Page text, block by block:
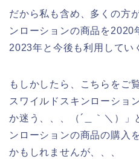
だから私も含め、多くの方
ンローションの商品を2020
2023年と今後も利用してい
もしかしたら、こちらをご
スワイルドスキンローショ
か迷う、、、（´＿｀＼）」
ンローションの商品の購入
かもしれませんが、、、